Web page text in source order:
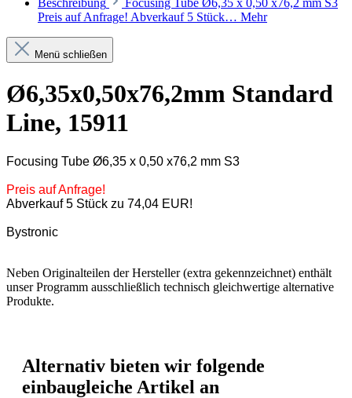
Beschreibung
Focusing Tube Ø6,35 x 0,50 x76,2 mm S3
Preis auf Anfrage! Abverkauf 5 Stück… Mehr
Menü schließen
Ø6,35x0,50x76,2mm Standard
Line, 15911
Focusing Tube Ø6,35 x 0,50 x76,2 mm S3
Preis auf Anfrage!
Abverkauf 5 Stück zu 74,04 EUR!
Bystronic
Neben Originalteilen der Hersteller (extra gekennzeichnet) enthält
unser Programm ausschließlich technisch gleichwertige alternative
Produkte.
Alternativ bieten wir folgende
einbaugleiche Artikel an